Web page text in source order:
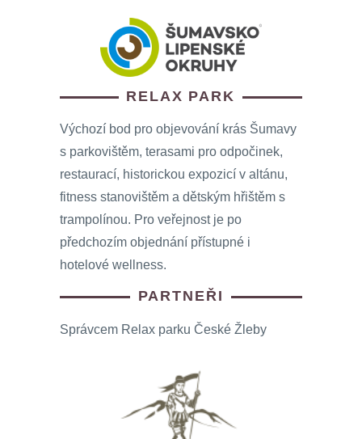
RELAX PARK
Výchozí bod pro objevování krás Šumavy
s parkovištěm, terasami pro odpočinek,
restaurací, historickou expozicí v altánu,
fitness stanovištěm a dětským hřištěm s
trampolínou. Pro veřejnost je po
předchozím objednání přístupné i
hotelové wellness.
PARTNEŘI
Správcem Relax parku České Žleby